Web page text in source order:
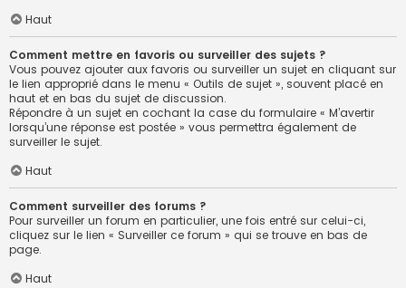
Haut
Comment mettre en favoris ou surveiller des sujets ?
Vous pouvez ajouter aux favoris ou surveiller un sujet en cliquant sur
le lien approprié dans le menu « Outils de sujet », souvent placé en
haut et en bas du sujet de discussion.
Répondre à un sujet en cochant la case du formulaire « M’avertir
lorsqu’une réponse est postée » vous permettra également de
surveiller le sujet.
Haut
Comment surveiller des forums ?
Pour surveiller un forum en particulier, une fois entré sur celui-ci,
cliquez sur le lien « Surveiller ce forum » qui se trouve en bas de
page.
Haut